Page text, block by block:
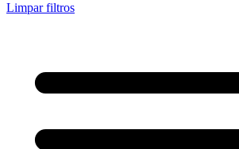
Limpar filtros